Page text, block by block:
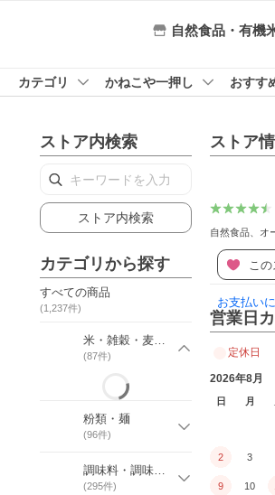
自然食品・有機
カテゴリ かねこや一押し おすす
ストア内検索
ストア内検索
カテゴリから探す
すべての商品
(1,237件)
米・雑穀・麦・豆
(87件)
粉類・麺
(96件)
調味料・調味ソース
(295件)
ストア
自然食品、オ
こ
お支払い
営業日
定休日
2026年8月
日 月
2 3
9 10